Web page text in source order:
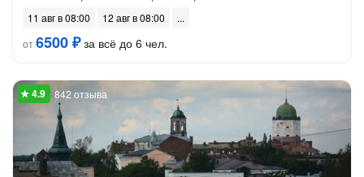
11 авг в 08:00
12 авг в 08:00
от6500 ₽за всё до 6 чел.
842 отзыва